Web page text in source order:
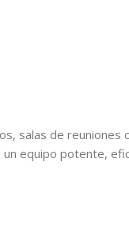
salas de reuniones
equipo potente,